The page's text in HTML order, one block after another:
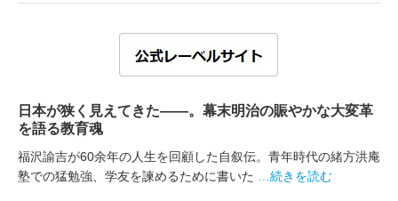
日本が狭く見えてきた――。幕末明治の賑やかな大変革
を語る教育魂
福沢諭吉が60余年の人生を回顧した自叙伝。青年時代の緒方洪庵
塾での猛勉強、学友を諫めるために書いた
…続きを読む